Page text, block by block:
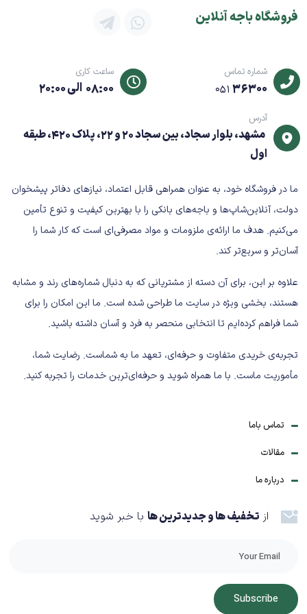
بدون ایجاد پرز، خط و خش یا آسیب به قطعات حساس
سازگار با انواع پرینتر چاپ کارت PVC از جمله:
Evolis
Fargo
Datacard
Magicard
و سایر برندهای پرینتر کارت
مشخصات فنی کلیدی
نوع محصول: دستمال مرطوب تمیزکننده
کاربرد: تمیزکاری هد چاپ و قطعات داخلی پرینتر کارت
نوع محلول: استاندارد و ایمن برای تجهیزات الکترونیکی
نوع مصرف: دوره‌ای / نگهداری پیشگیرانه
مزایای دستمال تمیزکننده
پرینتر کارت
✔ جلوگیری از ایجاد خطوط و لکه روی کارت
✔ افزایش عمر هد چاپ
✔ مناسب برای سرویس دوره‌ای دستگاه
جمع‌بندی نهایی
اگر با پرینتر چاپ کارت PVC
محصول با حفظ کیفیت چاپ و جلوگیری از خرابی زودهنگام
دستگاه، هزینه‌های تعمیر و تعویض قطعات را به‌طور چشمگیری
فروشگاه باجه آنلاین
شماره تماس
051 36300
ساعت کاری
08:00 الی 20:00
آدرس
مشهد، بلوار سجاد، بین سجاد 20 و 22، پلاک 420، طبقه
اول
ما در فروشگاه خود، به عنوان همراهی قابل اعتماد، نیازهای دفاتر پیشخوان
دولت، آنلاین‌شاپ‌ها و باجه‌های بانکی را با بهترین کیفیت و تنوع تأمین
می‌کنیم. هدف ما ارائه‌ی ملزومات و مواد مصرفی‌ای است که کار شما را
آسان‌تر و سریع‌تر کند.
علاوه بر این، برای آن دسته از مشتریانی که به دنبال شماره‌های رند و مشابه
هستند، بخشی ویژه در سایت ما طراحی شده است. ما این امکان را برای
شما فراهم کرده‌ایم تا انتخابی منحصر به فرد و آسان داشته باشید.
تجربه‌ی خریدی متفاوت و حرفه‌ای، تعهد ما به شماست. رضایت شما،
مأموریت ماست. با ما همراه شوید و حرفه‌ای‌ترین خدمات را تجربه کنید.
تماس باما
مقالات
درباره ما
از تخفیف ها و جدیدترین ها با خبر شوید
Subscribe